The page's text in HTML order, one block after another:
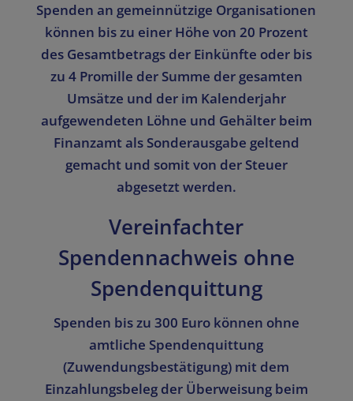
Spenden an gemeinnützige Organisationen
können bis zu einer Höhe von 20 Prozent
des Gesamtbetrags der Einkünfte oder bis
zu 4 Promille der Summe der gesamten
Umsätze und der im Kalenderjahr
aufgewendeten Löhne und Gehälter beim
Finanzamt als Sonderausgabe geltend
gemacht und somit von der Steuer
abgesetzt werden.
Vereinfachter
Spendennachweis ohne
Spendenquittung
Spenden bis zu 300 Euro können ohne
amtliche Spendenquittung
(Zuwendungsbestätigung) mit dem
Einzahlungsbeleg der Überweisung beim